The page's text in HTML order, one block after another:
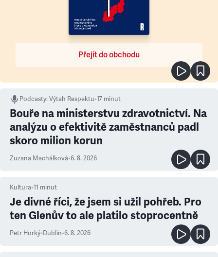
Přejít do obchodu
Podcasty:Výtah Respektu•17 minut
Bouře na ministerstvu zdravotnictví. Na
analýzu o efektivitě zaměstnanců padl
skoro milion korun
Zuzana Machálková•6. 8. 2026
Kultura•11 minut
Je divné říci, že jsem si užil pohřeb. Pro
ten Glenův to ale platilo stoprocentně
Petr Horký•Dublin•6. 8. 2026